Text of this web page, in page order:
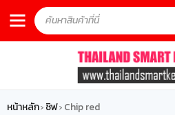
หน้าหลัก› ชิฟ› Chip red